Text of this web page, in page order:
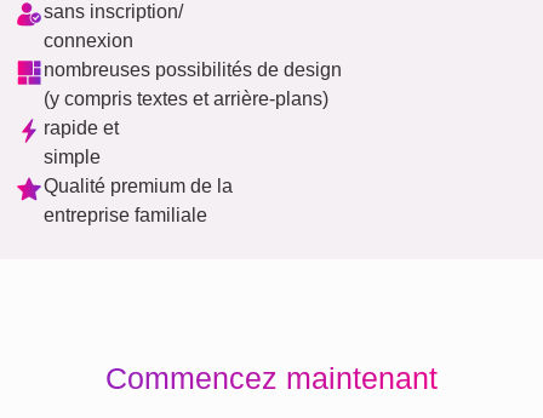
sans inscription/
connexion
nombreuses possibilités de design
(y compris textes et arrière-plans)
rapide et
simple
Qualité premium de la
entreprise familiale
Commencez maintenant